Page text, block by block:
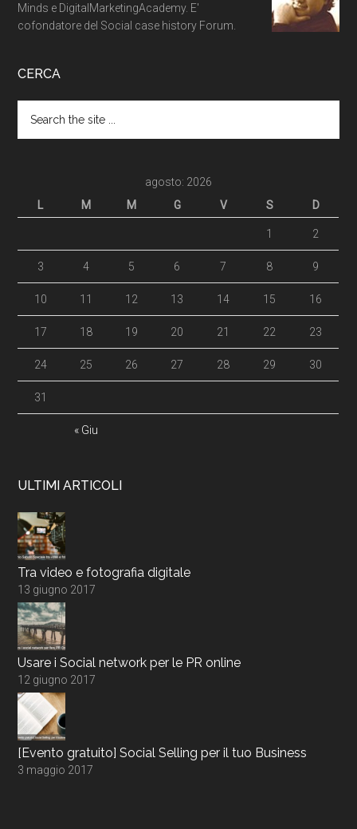
Minds e DigitalMarketingAcademy. E'
cofondatore del Social case history Forum.
CERCA
agosto: 2026
L
M M G V S D
« Giu
1 2
3 4 5 6 7 8 9
10 11 12 13 14 15 16
17 18 19 20 21 22 23
24 25 26 27 28 29 30
31
ULTIMI ARTICOLI
Tra video e fotografia digitale
13 giugno 2017
Usare i Social network per le PR online
12 giugno 2017
[Evento gratuito] Social Selling per il tuo Business
3 maggio 2017